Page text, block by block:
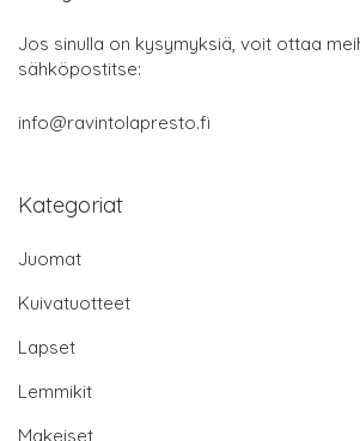
Jos sinulla on kysymyksiä, voit ottaa
sähköpostitse:
info@ravintolapresto.fi
Kategoriat
Juomat
Kuivatuotteet
Lapset
Lemmikit
Makeiset